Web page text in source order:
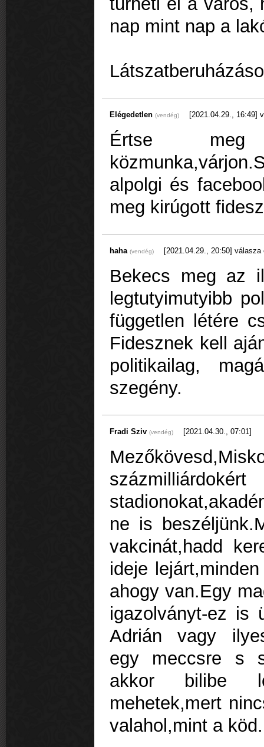
nap mint nap a
Elégedetlen (vendég) [2021.04.29., 16:49]
Értse
alpolgi és
meg kirúgott
haha (vendég) [2021.04.29., 20:50] válasza
Bekecs meg az
legtutyimutyibb
független létére
Fidesznek kell
politikailag,
szegény.
Fradi Sziv (vendég) [2021.04.30., 07:01]
ne is
vakcinát,hadd
ideje
ahogy van.Egy
igazolványt-ez is
Adrián vagy
egy meccsre s
akkor bilibe
mehetek,mert
valahol,mint a